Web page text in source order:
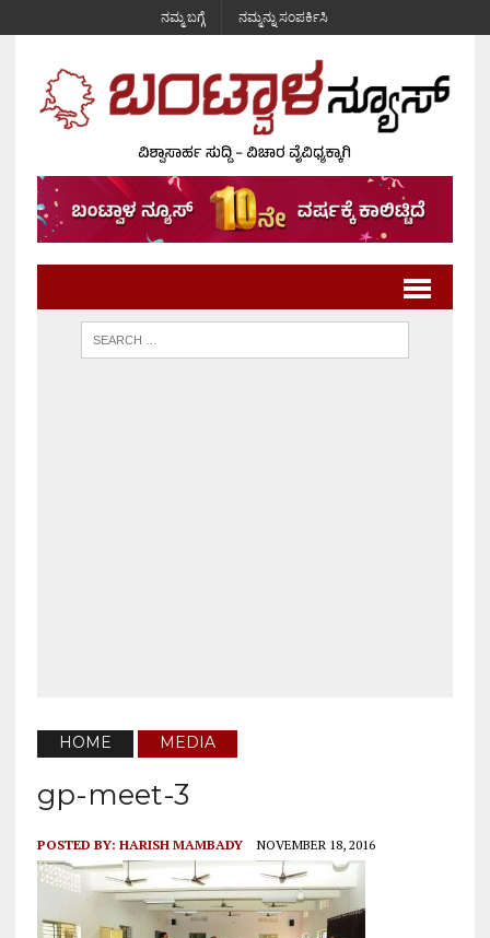
ನಮ್ಮ ಬಗ್ಗೆ ನಮ್ಮನ್ನು ಸಂಪರ್ಕಿಸಿ
HOME MEDIA
gp-meet-3
POSTED BY: HARISH MAMBADY NOVEMBER 18, 2016